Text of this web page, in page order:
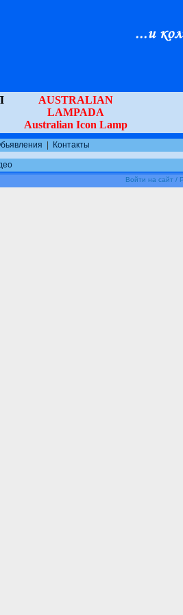
AUSTRALIAN
LAMPADA
Australian Icon Lamp
Контакты
Войти на сайт /